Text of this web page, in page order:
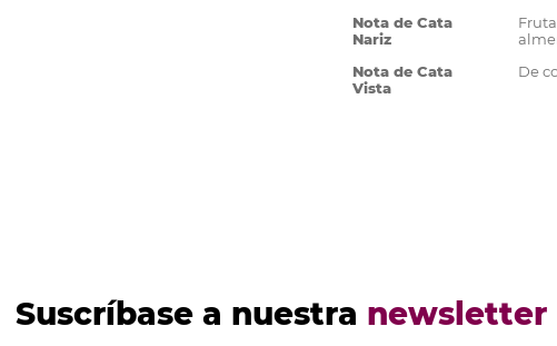
Nota de Cata
Nariz
Nota de Cata
Vista
De
Suscríbase a nuestra newsletter